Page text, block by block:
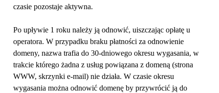
czasie pozostaje aktywna.
Po upływie 1 roku należy ją odnowić, uiszczając opłatę u
operatora. W przypadku braku płatności za odnowienie
domeny, nazwa trafia do 30-dniowego okresu wygasania, w
trakcie którego żadna z usług powiązana z domeną (strona
WWW, skrzynki e-mail) nie działa. W czasie okresu
wygasania można odnowić domenę by przywrócić ją do